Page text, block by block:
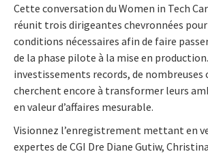
Cette conversation du Women in Tech
réunit trois dirigeantes chevronnées pour
conditions nécessaires afin de faire
de la phase pilote à la mise en
investissements records, de
cherchent encore à transformer leurs
en valeur d’affaires mesurable.
Visionnez l’enregistrement mettant en
expertes de CGI Dre Diane Gutiw,